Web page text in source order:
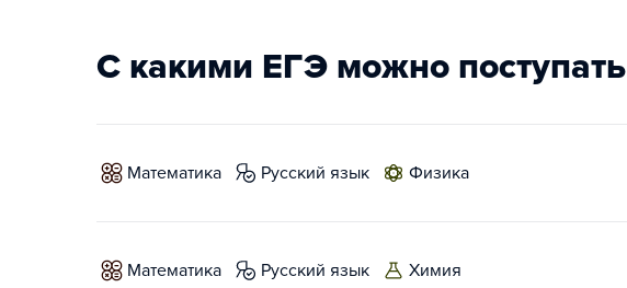
С какими ЕГЭ можно поступать
математика русский язык физика
математика русский язык химия